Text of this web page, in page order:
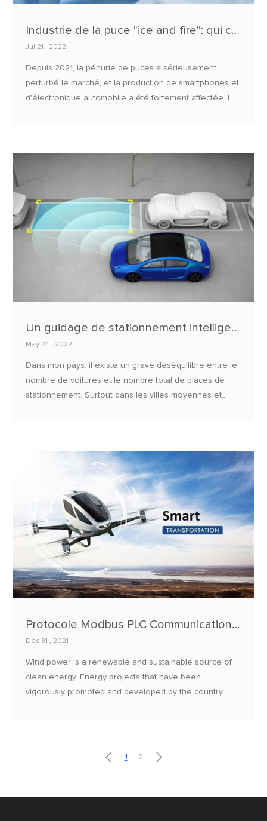
Industrie de la puce "ice and fire": qui coupe les prix ? Qui est en rupture de stock ?
Jul 21 , 2022
Depuis 2021, la pénurie de puces a sérieusement
perturbé le marché, et la production de smartphones et
d'électronique automobile a été fortement affectée. Les
temps pour démarrer la production.
Un guidage de stationnement intelligent pour vous aider à trouver rapidement une place de stationnement !
May 24 , 2022
Dans mon pays, il existe un grave déséquilibre entre le
nombre de voitures et le nombre total de places de
stationnement. Surtout dans les villes moyennes et
Protocole Modbus PLC Communication sans fil Surveillance de la production d'énergie éolienne
Dec 31 , 2021
Wind power is a renewable and sustainable source of
clean energy. Energy projects that have been
vigorously promoted and developed by the country
that the potential of wind power generation in the future
 1 2 